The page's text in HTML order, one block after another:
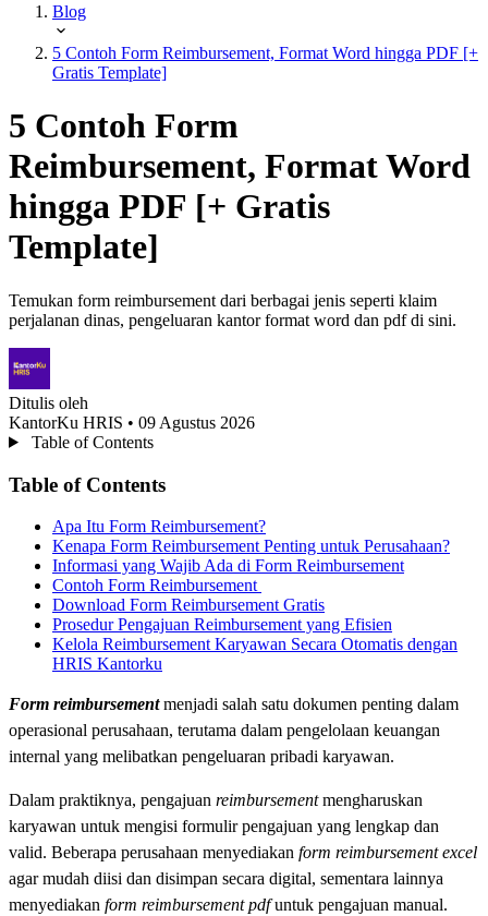
Blog
5 Contoh Form Reimbursement, Format Word hingga PDF [+
Gratis Template]
5 Contoh Form
Reimbursement, Format Word
hingga PDF [+ Gratis
Template]
Temukan form reimbursement dari berbagai jenis seperti klaim
perjalanan dinas, pengeluaran kantor format word dan pdf di sini.
Ditulis oleh
KantorKu HRIS • 09 Agustus 2026
Table of Contents
Table of Contents
Apa Itu Form Reimbursement?
Kenapa Form Reimbursement Penting untuk Perusahaan?
Informasi yang Wajib Ada di Form Reimbursement
Contoh Form Reimbursement
Download Form Reimbursement Gratis
Prosedur Pengajuan Reimbursement yang Efisien
Kelola Reimbursement Karyawan Secara Otomatis dengan
HRIS Kantorku
Form reimbursementmenjadi salah satu dokumen penting dalam
operasional perusahaan, terutama dalam pengelolaan keuangan
internal yang melibatkan pengeluaran pribadi karyawan.
Dalam praktiknya, pengajuan reimbursementmengharuskan
karyawan untuk mengisi formulir pengajuan yang lengkap dan
valid. Beberapa perusahaan menyediakan form reimbursement excel
agar mudah diisi dan disimpan secara digital, sementara lainnya
menyediakan form reimbursement pdfuntuk pengajuan manual.